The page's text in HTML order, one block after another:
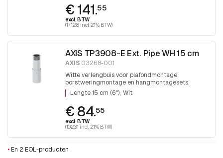
€ 141.55
excl. BTW
(171.28 incl. 21% BTW)
AXIS TP3908-E Ext. Pipe WH 15 cm
AXIS 03268-001
Witte verlengbuis voor plafondmontage,
borstweringmontage en hangmontagesets.
Lengte 15 cm (6") Wit
Lengte 15 cm (6") Wit
€ 84.55
excl. BTW
(102.31 incl. 21% BTW)
• En 2 EOL-producten